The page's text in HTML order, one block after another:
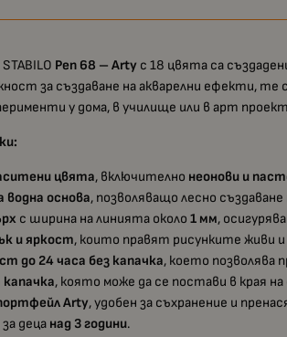
Pen 68 – Arty с 18 цвята са
за създаване на акварелни ефекти,
у дома, в училище или в арт
цвята, включително неонови и
водна основа, позволяващо лесно
с ширина на линията около1 мм,
и яркост, които правят рисунките живи
до 24 часа без капачка, което позволява
, която може да се постави в края
Arty, удобен за съхранение и
деца над 3 години.